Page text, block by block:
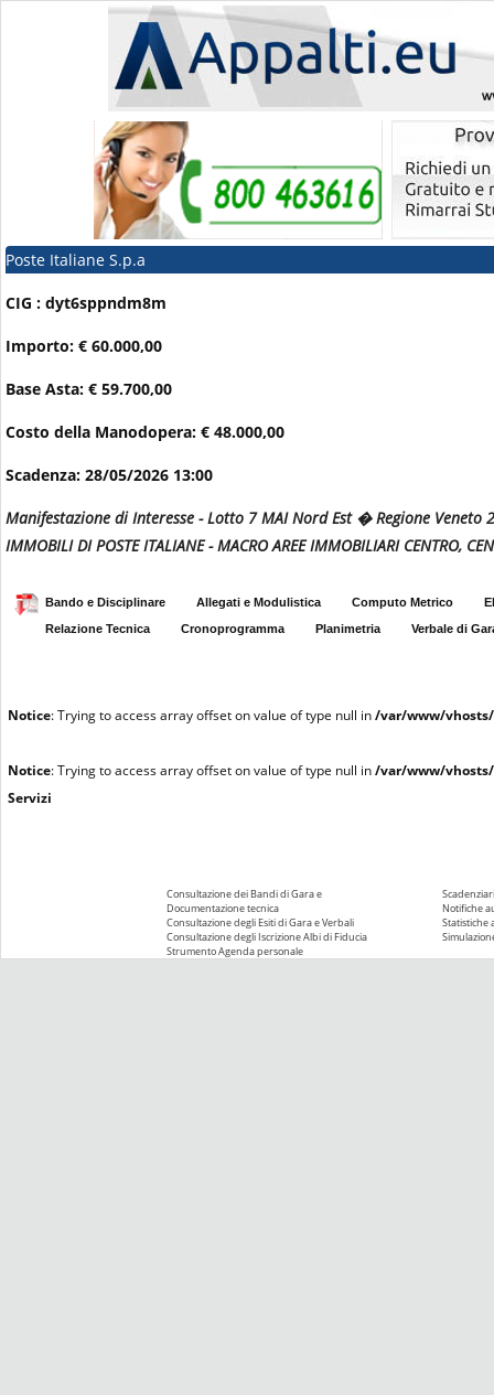
Poste Italiane S.p.a
CIG : dyt6sppndm8m
Importo: € 60.000,00
Base Asta: € 59.700,00
Costo della Manodopera: € 48.000,00
Scadenza: 28/05/2026 13:00
Manifestazione di Interesse - Lotto 7 MAI Nord Est � Regione Veneto 2 -
IMMOBILI DI POSTE ITALIANE - MACRO AREE IMMOBILIARI CENTRO,
Bando e Disciplinare Allegati e Modulistica Computo Metrico
Relazione Tecnica
Cronoprogramma Planimetria Verbale di
Notice: Trying to access array offset on value of type null in/var/www/
Notice: Trying to access array offset on value of type null in/var/www/
Servizi
Consultazione dei Bandi di Gara e
Documentazione tecnica
Consultazione degli Esiti di Gara e Verbali
Consultazione degli Iscrizione Albi di Fiducia
Strumento Agenda personale
Notifiche
Statistiche